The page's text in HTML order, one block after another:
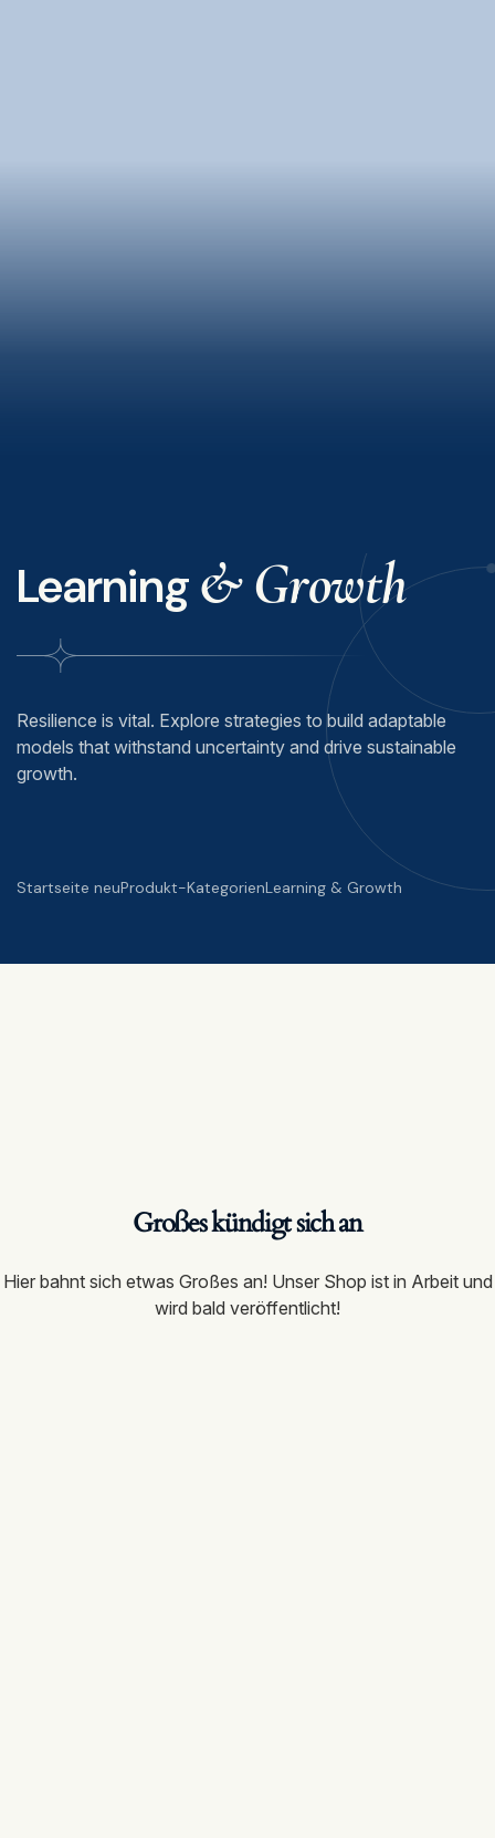
Learning & Growth
Resilience is vital. Explore strategies to build adaptable
models that withstand uncertainty and drive sustainable
growth.
Startseite neuProdukt-KategorienLearning & Growth
Großes kündigt sich an
Hier bahnt sich etwas Großes an! Unser Shop ist in Arbeit und
wird bald veröffentlicht!